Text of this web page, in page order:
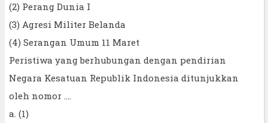
(2) Perang Dunia I
(3) Agresi Militer Belanda
(4) Serangan Umum 11 Maret
Peristiwa yang berhubungan dengan pendirian
Negara Kesatuan Republik Indonesia ditunjukkan
oleh nomor ....
a. (1)